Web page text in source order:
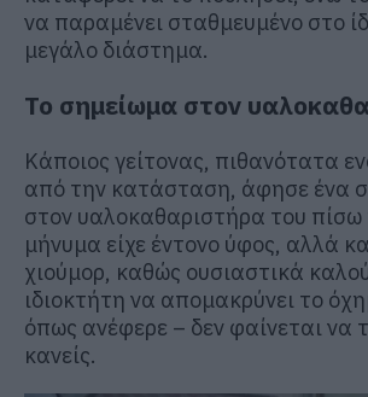
να παραμένει σταθμευμένο στο
μεγάλο διάστημα.
Το σημείωμα στον
Κάποιος γείτονας, πιθανότατα
από την κατάσταση, άφησε ένα
στον υαλοκαθαριστήρα του
μήνυμα είχε έντονο ύφος, αλλά
χιούμορ, καθώς ουσιαστικά
ιδιοκτήτη να απομακρύνει το
όπως ανέφερε – δεν φαίνεται να
κανείς.